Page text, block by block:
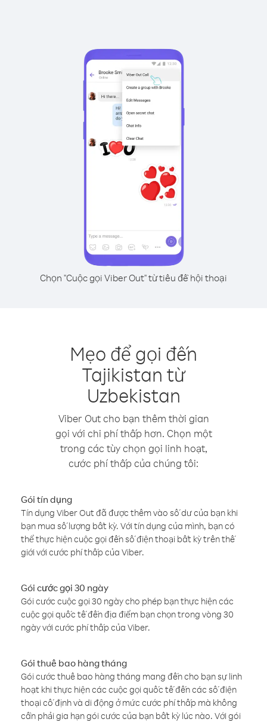
Chọn "Cuộc gọi Viber Out" từ tiêu đề hội thoại
Mẹo để gọi đến
Tajikistan từ
Uzbekistan
Viber Out cho bạn thêm thời gian
gọi với chi phí thấp hơn. Chọn một
trong các tùy chọn gọi linh hoạt,
cước phí thấp của chúng tôi:
Gói tín dụng
Tín dụng Viber Out đã được thêm vào số dư của bạn khi
bạn mua số lượng bất kỳ. Với tín dụng của mình, bạn có
thể thực hiện cuộc gọi đến số điện thoại bất kỳ trên thế
giới với cước phí thấp của Viber.
Gói cước gọi 30 ngày
Gói cước cuộc gọi 30 ngày cho phép bạn thực hiện các
cuộc gọi quốc tế đến địa điểm bạn chọn trong vòng 30
ngày với cước phí thấp của Viber.
Gói thuê bao hàng tháng
Gói cước thuê bao hàng tháng mang đến cho bạn sự linh
hoạt khi thực hiện các cuộc gọi quốc tế đến các số điện
thoại cố định và di động ở mức cước phí thấp mà không
cần phải gia hạn gói cước của bạn bất kỳ lúc nào. Với gói